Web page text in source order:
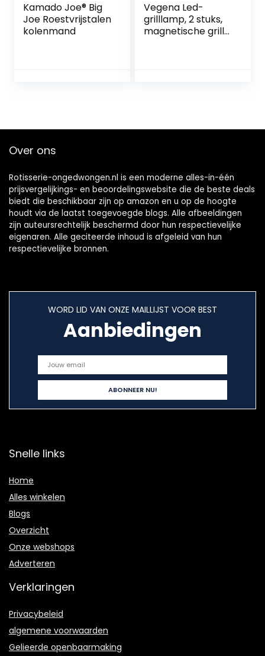
Kamado Joe® Big
Joe Roestvrijstalen
kolenmand
Vegena Led-
grilllamp, 2 stuks,
magnetische grill-
Over ons
Rotisserie-ongedwongen.nl is een moderne alles-in-één
prijsvergelijkings- en beoordelingswebsite die de beste deals
biedt die beschikbaar zijn op amazon en u op de hoogte
houdt via de laatst toegevoegde blogs. Alle afbeeldingen
zijn auteursrechtelijk beschermd door hun respectievelijke
eigenaren. Alle geciteerde inhoud is afgeleid van hun
respectievelijke bronnen.
WORD LID VAN ONZE MAILLIJST VOOR BEST
Aanbiedingen
Snelle links
Home
Alles winkelen
Blogs
Overzicht
Onze webshops
Adverteren
Verklaringen
Privacybeleid
algemene voorwaarden
Gelieerde openbaarmaking